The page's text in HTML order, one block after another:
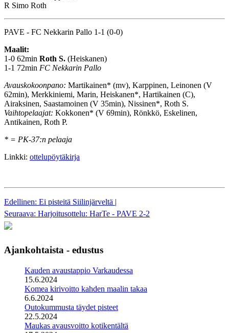
R Simo Roth
PAVE - FC Nekkarin Pallo 1-1 (0-0)
Maalit:
1-0 62min Roth S. (Heiskanen)
1-1 72min FC Nekkarin Pallo
Avauskokoonpano: Martikainen* (mv), Karppinen, Leinonen (V
62min), Merkkiniemi, Marin, Heiskanen*, Hartikainen (C),
Airaksinen, Saastamoinen (V 35min), Nissinen*, Roth S.
Vaihtopelaajat: Kokkonen* (V 69min), Rönkkö, Eskelinen,
Antikainen, Roth P.
* = PK-37:n pelaaja
Linkki: ottelupöytäkirja
Edellinen: Ei pisteitä Siilinjärveltä |
Seuraava: Harjoitusottelu: HarTe - PAVE 2-2
Ajankohtaista - edustus
Kauden avaustappio Varkaudessa
15.6.2024
Komea kirivoitto kahden maalin takaa
6.6.2024
Outokummusta täydet pisteet
22.5.2024
Maukas avausvoitto kotikentältä